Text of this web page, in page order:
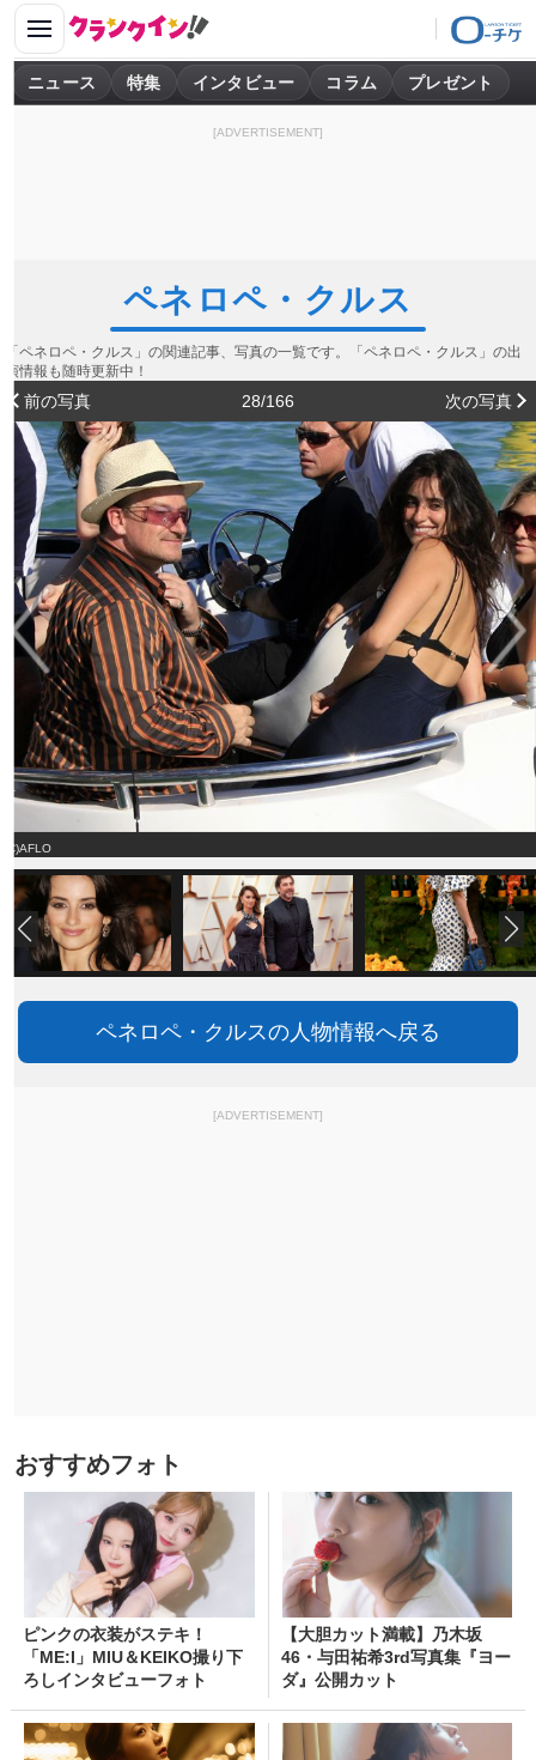
ニュース 特集 インタビュー コラム プレゼント
[ADVERTISEMENT]
ペネロペ・クルス
「ペネロペ・クルス」の関連記事、写真の一覧です。「ペネロペ・クルス」の出
演情報も随時更新中！
前の写真 28/166 次の写真
(C)AFLO
ペネロペ・クルスの人物情報へ戻る
[ADVERTISEMENT]
おすすめフォト
ピンクの衣装がステキ！
「ME:I」MIU＆KEIKO撮り下
ろしインタビューフォト
【大胆カット満載】乃木坂
46・与田祐希3rd写真集『ヨー
ダ』公開カット